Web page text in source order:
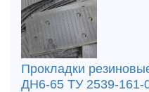
Прокладки
ДН6-65 ТУ 2539-161-